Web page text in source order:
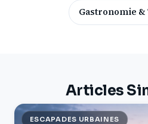
Gastronomie
Articles
ESCAPADES URBAINES